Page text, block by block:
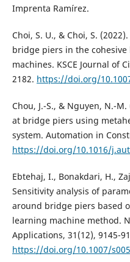
Imprenta Ramírez.
Choi, S. U., & Choi, S.
bridge piers in the
machines. KSCE Journal of
2182. https://doi.org/
Chou, J.-S., & Nguyen, N.-
at bridge piers using
system. Automation in
https://doi.org/10.1016/
Ebtehaj, I., Bonakdari, H.,
Sensitivity analysis of
around bridge piers based
learning machine method.
Applications, 31(12), 9145-
https://doi.org/10.1007/